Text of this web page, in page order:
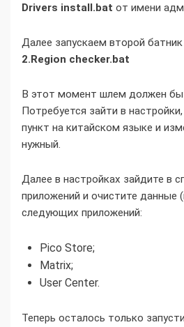
Drivers install.bat от имени
Далее запускаем второй
2.Region checker.bat
В этот момент шлем должен
Потребуется зайти в
пункт на китайском языке и
нужный.
Далее в настройках зайдите в
приложений и очистите данные
следующих приложений:
Pico Store;
Matrix;
User Center.
Теперь осталось только